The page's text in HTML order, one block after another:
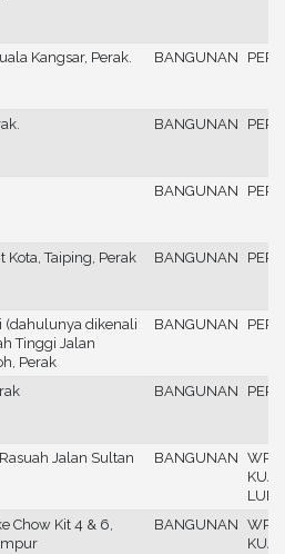
Kangsar, Perak. BANGUNAN
BANGUNAN
BANGUNAN
Kota, Taiping, Perak BANGUNAN
(dahulunya dikenali
Tinggi Jalan
Perak
BANGUNAN
BANGUNAN
Jalan Sultan
BANGUNAN WP
Chow Kit 4 & 6,
BANGUNAN WP